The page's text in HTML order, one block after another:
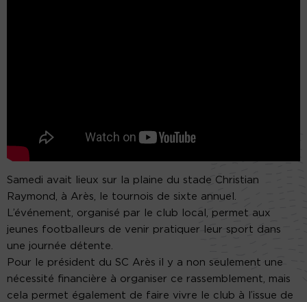
Samedi avait lieux sur la plaine du stade Christian
Raymond, à Arès, le tournois de sixte annuel.
L’événement, organisé par le club local, permet aux
jeunes footballeurs de venir pratiquer leur sport dans
une journée détente.
Pour le président du SC Arès il y a non seulement une
nécessité financière à organiser ce rassemblement, mais
cela permet également de faire vivre le club à l’issue de